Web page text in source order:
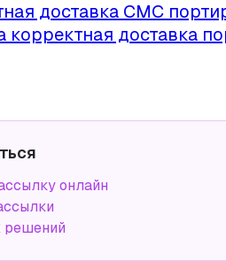
доставка СМС
корректная доставка
онлайн
решений